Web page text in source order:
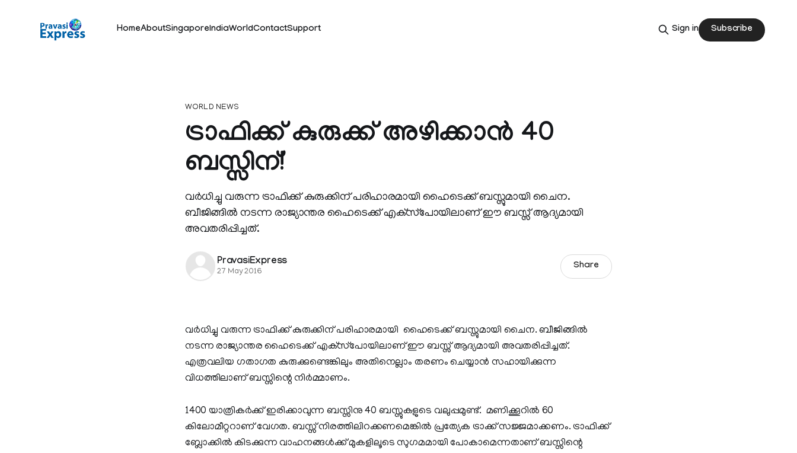
HomeAboutSingaporeIndiaWorldContactSupport Sign in Subscribe
WORLD NEWS
ട്രാഫിക്ക് കുരുക്ക് അഴിക്കാന്‍ 40
ബസ്സിന്!
വര്‍ധിച്ചു വരുന്ന ട്രാഫിക്ക് കുരുക്കിന് പരിഹാരമായി ഹൈടെക്ക് ബസ്സുമായി ചൈന.
ബീജിങ്ങില്‍ നടന്ന രാജ്യാന്തര ഹൈടെക്ക് എക്‌സ്‌പോയിലാണ് ഈ ബസ്സ് ആദ്യമായി
അവതരിപ്പിച്ചത്.
PravasiExpress
27 May 2016
Share
വര്‍ധിച്ചു വരുന്ന ട്രാഫിക്ക് കുരുക്കിന് പരിഹാരമായി ഹൈടെക്ക് ബസ്സുമായി ചൈന. ബീജിങ്ങില്‍
നടന്ന രാജ്യാന്തര ഹൈടെക്ക് എക്‌സ്‌പോയിലാണ് ഈ ബസ്സ് ആദ്യമായി അവതരിപ്പിച്ചത്.
എത്രവലിയ ഗതാഗത കുരുക്കുണ്ടെങ്കിലും അതിനെല്ലാം തരണം ചെയ്യാന്‍ സഹായിക്കുന്ന
വിധത്തിലാണ് ബസ്സിന്റെ നിര്‍മ്മാണം.
1400 യാത്രികര്‍ക്ക് ഇരിക്കാവുന്ന ബസ്സിനു 40 ബസ്സുകളുടെ വലുപ്പമുണ്ട്. മണിക്കൂറില്‍ 60
കിലോമീറ്ററാണ് വേഗത. ബസ്സ് നിരത്തിലിറക്കണമെങ്കില്‍ പ്രത്യേക ട്രാക്ക് സജ്ജമാക്കണം. ട്രാഫിക്ക്
ബ്ലോക്കില്‍ കിടക്കുന്ന വാഹനങ്ങള്‍ക്ക് മുകളിലൂടെ സുഗമമായി പോകാമെന്നതാണ് ബസ്സിന്റെ